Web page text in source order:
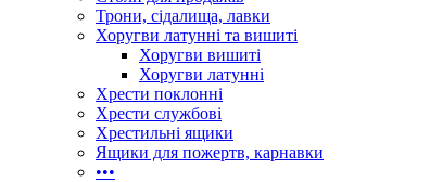
Трони, сідалища, лавки
Хоругви латунні та вишиті
Хоругви вишиті
Хоругви латунні
Хрести поклонні
Хрести службові
Хрестильні ящики
Ящики для пожертв, карнавки
•••